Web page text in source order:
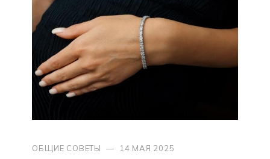
ОБЩИЕ СОВЕТЫ — 14 МАЯ 2025